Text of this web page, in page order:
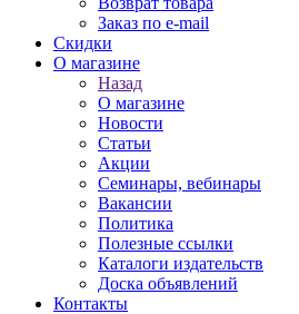
Заказ по e-mail
Скидки
О магазине
Назад
О магазине
Новости
Статьи
Акции
Семинары, вебинары
Вакансии
Политика
Полезные ссылки
Каталоги издательств
Доска объявлений
Контакты